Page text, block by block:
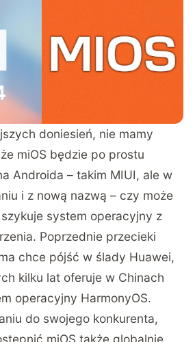
doniesień, nie mamy
miOS będzie po prostu
Androida – takim MIUI, ale w
i z nową nazwą – czy może
system operacyjny z
Poprzednie przecieki
chce pójść w ślady Huawei,
kilku lat oferuje w Chinach
operacyjny HarmonyOS.
do swojego konkurenta,